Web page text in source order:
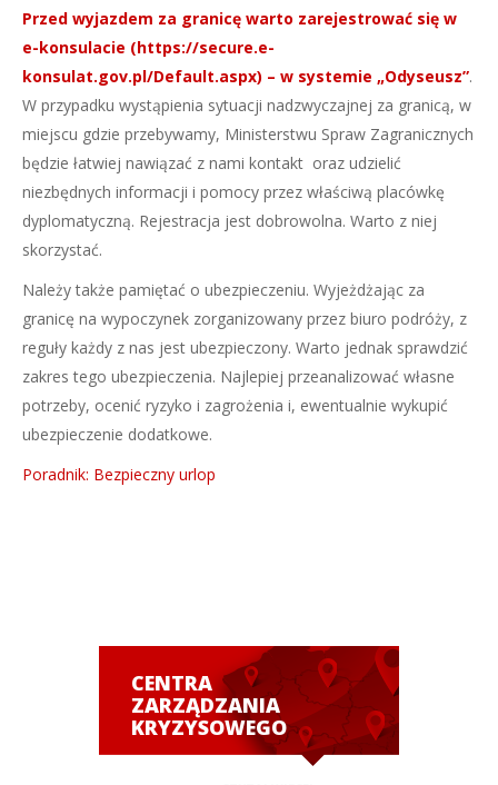
Przed wyjazdem za granicę warto zarejestrować się w
e-konsulacie (https://secure.e-
konsulat.gov.pl/Default.aspx) – w systemie „Odyseusz”.
W przypadku wystąpienia sytuacji nadzwyczajnej za granicą, w
miejscu gdzie przebywamy, Ministerstwu Spraw Zagranicznych
będzie łatwiej nawiązać z nami kontakt oraz udzielić
niezbędnych informacji i pomocy przez właściwą placówkę
dyplomatyczną. Rejestracja jest dobrowolna. Warto z niej
skorzystać.
Należy także pamiętać o ubezpieczeniu. Wyjeżdżając za
granicę na wypoczynek zorganizowany przez biuro podróży, z
reguły każdy z nas jest ubezpieczony. Warto jednak sprawdzić
zakres tego ubezpieczenia. Najlepiej przeanalizować własne
potrzeby, ocenić ryzyko i zagrożenia i, ewentualnie wykupić
ubezpieczenie dodatkowe.
Poradnik: Bezpieczny urlop
CENTRA
ZARZĄDZANIA
KRYZYSOWEGO